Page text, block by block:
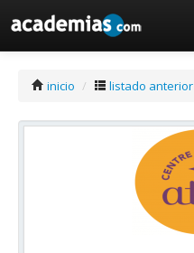
inicio / listado anterior